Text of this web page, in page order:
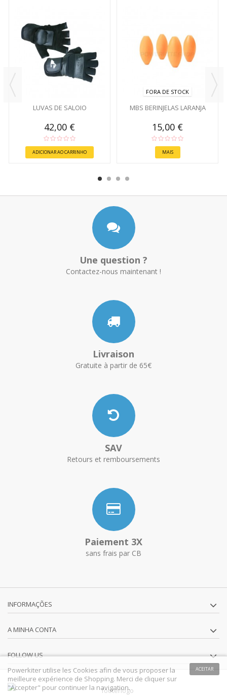
LUVAS DE SALOIO
42,00 €
ADICIONAR AO CARRINHO
FORA DE STOCK
MBS BERINJELAS LARANJA
15,00 €
MAIS
Une question ?
Contactez-nous maintenant !
Livraison
Gratuite à partir de 65€
SAV
Retours et remboursements
Paiement 3X
sans frais par CB
INFORMAÇÕES
A MINHA CONTA
FOLLOW US
ACEITAR
Powerkiter utilise les Cookies afin de vous proposer la
meilleure expérience de Shopping. Merci de cliquer sur
"Accepter" pour continuer la navigation.